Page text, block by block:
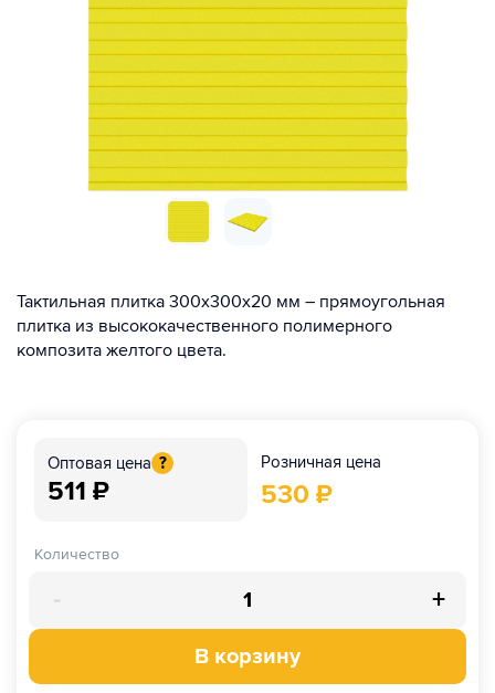
Тактильная плитка 300х300х20 мм – прямоугольная
плитка из высококачественного полимерного
композита желтого цвета.
Оптовая цена ?
511 ₽
Розничная цена
530 ₽
Количество
- +
В корзину